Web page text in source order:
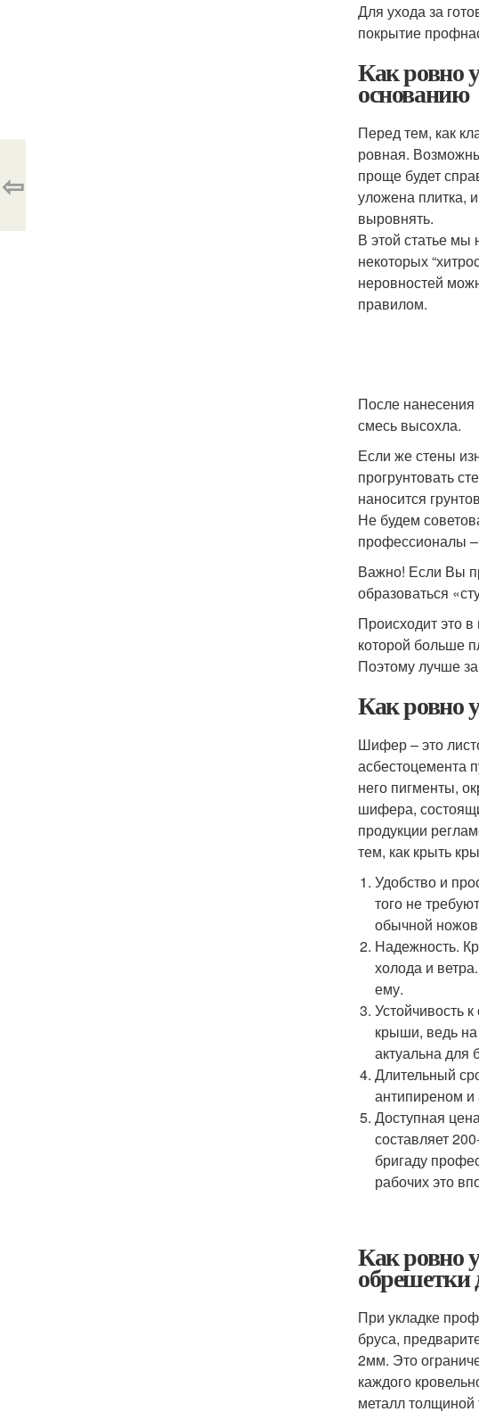
Для ухода за
покрытие
Как ровно
основанию
Перед тем, как
ровная.
проще будет
уложена плитка,
выровнять.
В этой статье мы
некоторых
неровностей
правилом.
После нанесения
смесь высохла.
Если же стены
прогрунтовать
наносится
Не будем
профессионалы –
Важно! Если Вы
образоваться
Происходит это
которой больше
Поэтому лучше
Как ровно
Шифер – это
асбестоцемента
него пигменты,
шифера,
продукции
тем, как крыть
Удобство и
того не
обычной
Надежность.
холода и
ему.
Устойчивость
крыши, ведь
актуальна для
Длительный
антипиреном и
Доступная
составляет
бригаду
рабочих это
Как ровно
При укладке
бруса,
2мм. Это
каждого
металл толщиной
⇦